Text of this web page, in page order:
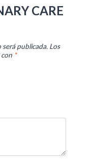
CARE
será publicada. Los
*